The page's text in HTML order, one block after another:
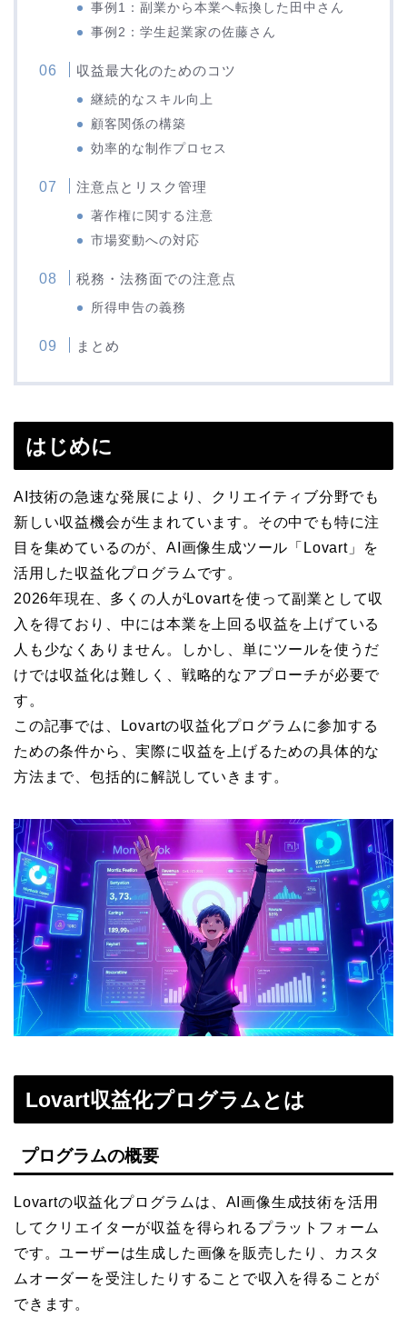
事例1：副業から本業へ転換した田中さん
事例2：学生起業家の佐藤さん
収益最大化のためのコツ
継続的なスキル向上
顧客関係の構築
効率的な制作プロセス
注意点とリスク管理
著作権に関する注意
市場変動への対応
税務・法務面での注意点
所得申告の義務
まとめ
はじめに
AI技術の急速な発展により、クリエイティブ分野でも
新しい収益機会が生まれています。その中でも特に注
目を集めているのが、AI画像生成ツール「Lovart」を
活用した収益化プログラムです。
2026年現在、多くの人がLovartを使って副業として収
入を得ており、中には本業を上回る収益を上げている
人も少なくありません。しかし、単にツールを使うだ
けでは収益化は難しく、戦略的なアプローチが必要で
す。
この記事では、Lovartの収益化プログラムに参加する
ための条件から、実際に収益を上げるための具体的な
方法まで、包括的に解説していきます。
Lovart収益化プログラムとは
プログラムの概要
Lovartの収益化プログラムは、AI画像生成技術を活用
してクリエイターが収益を得られるプラットフォーム
です。ユーザーは生成した画像を販売したり、カスタ
ムオーダーを受注したりすることで収入を得ることが
できます。